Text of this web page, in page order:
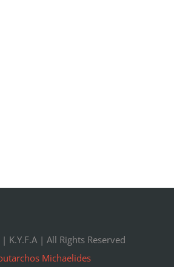
| K.Y.F.A| All Rights Reserved
Michaelides